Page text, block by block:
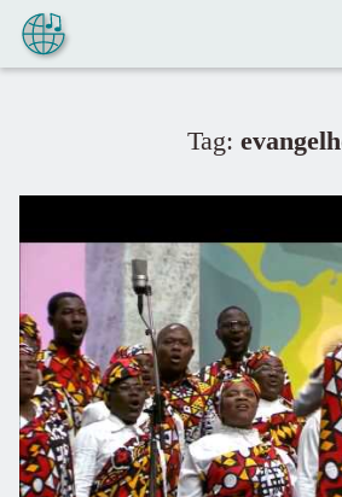
Pular para o conteúdo
Tag: